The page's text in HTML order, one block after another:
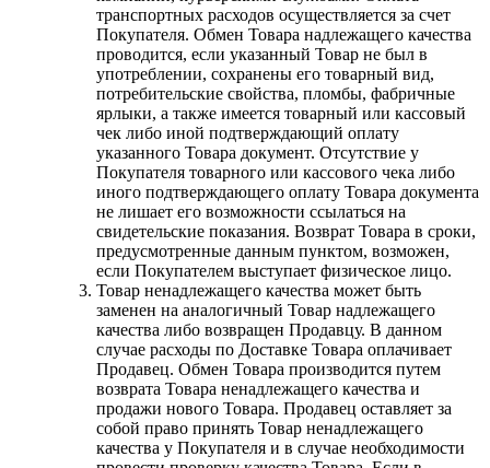
транспортных расходов осуществляется за счет
Покупателя. Обмен Товара надлежащего качества
проводится, если указанный Товар не был в
употреблении, сохранены его товарный вид,
потребительские свойства, пломбы, фабричные
ярлыки, а также имеется товарный или кассовый
чек либо иной подтверждающий оплату
указанного Товара документ. Отсутствие у
Покупателя товарного или кассового чека либо
иного подтверждающего оплату Товара документа
не лишает его возможности ссылаться на
свидетельские показания. Возврат Товара в сроки,
предусмотренные данным пунктом, возможен,
если Покупателем выступает физическое лицо.
Товар ненадлежащего качества может быть
заменен на аналогичный Товар надлежащего
качества либо возвращен Продавцу. В данном
случае расходы по Доставке Товара оплачивает
Продавец. Обмен Товара производится путем
возврата Товара ненадлежащего качества и
продажи нового Товара. Продавец оставляет за
собой право принять Товар ненадлежащего
качества у Покупателя и в случае необходимости